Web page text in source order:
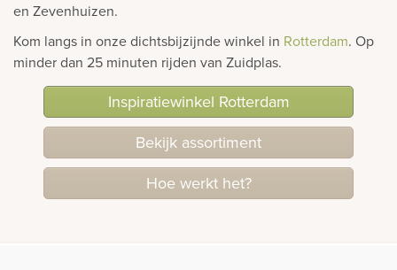
en Zevenhuizen.
Kom langs in onze dichtsbijzijnde winkel in Rotterdam. Op
minder dan 25 minuten rijden van Zuidplas.
Inspiratiewinkel Rotterdam
Bekijk assortiment
Hoe werkt het?